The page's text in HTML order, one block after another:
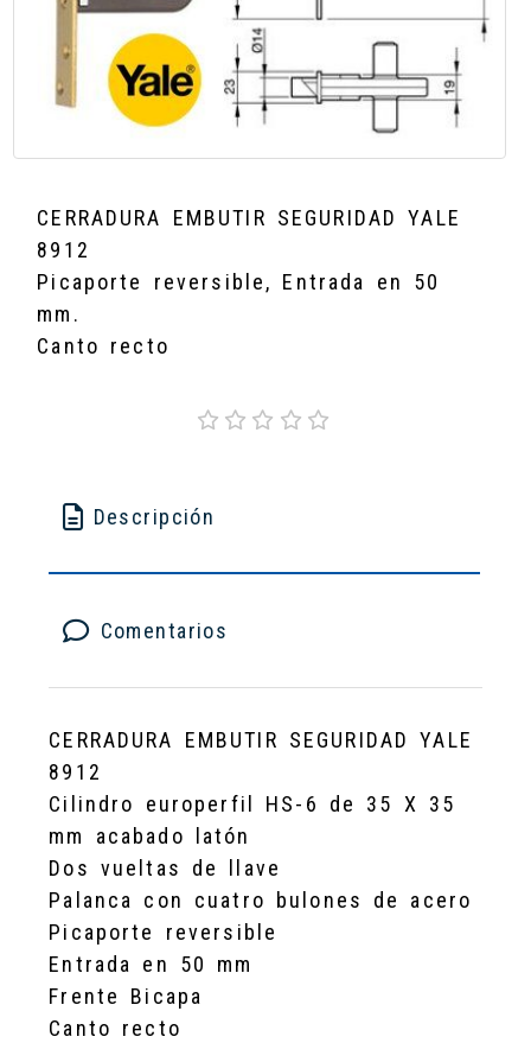
CERRADURA EMBUTIR SEGURIDAD YALE
8912
Picaporte reversible, Entrada en 50
mm.
Canto recto
Descripción
Comentarios
CERRADURA EMBUTIR SEGURIDAD YALE
8912
Cilindro europerfil HS-6 de 35 X 35
mm acabado latón
Dos vueltas de llave
Palanca con cuatro bulones de acero
Picaporte reversible
Entrada en 50 mm
Frente Bicapa
Canto recto